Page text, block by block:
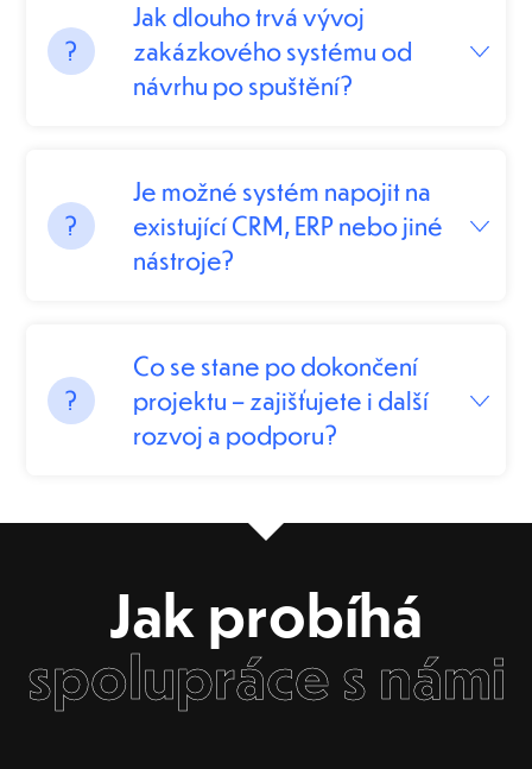
Jak dlouho trvá vývoj
zakázkového systému od
návrhu po spuštění?
Je možné systém napojit na
existující CRM, ERP nebo jiné
nástroje?
Co se stane po dokončení
projektu – zajišťujete i další
rozvoj a podporu?
Jak probíhá
spolupráce s námi